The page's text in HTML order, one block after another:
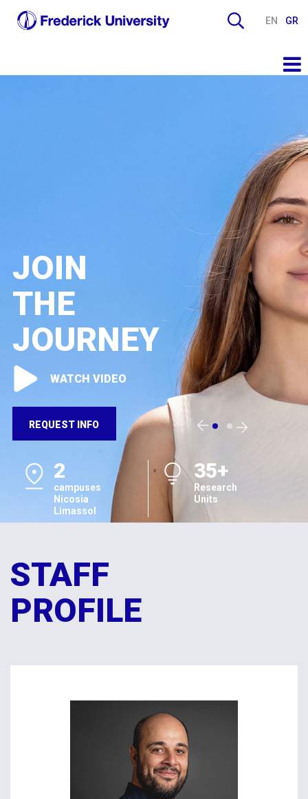
EN GR
JOIN
THE
JOURNEY
WATCH VIDEO
REQUEST INFO
2
campuses
Nicosia
Limassol
35+
Research
Units
STAFF
PROFILE